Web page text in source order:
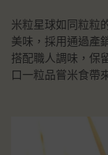
米粒星球如同粒粒
美味，採用通過產
搭配職人調味，保
口一粒品嘗米食帶